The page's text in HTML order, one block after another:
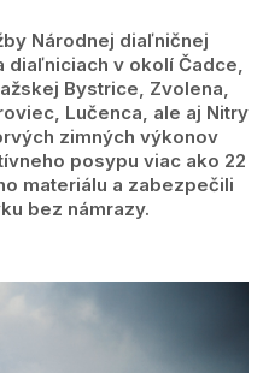
Národnej diaľničnej
diaľniciach v okolí Čadce,
Bystrice, Zvolena,
Lučenca, ale aj Nitry
zimných výkonov
posypu viac ako 22
materiálu a zabezpečili
bez námrazy.